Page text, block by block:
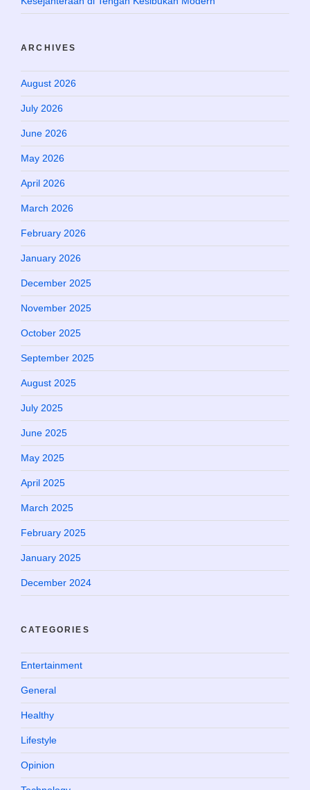
ARCHIVES
August 2026
July 2026
June 2026
May 2026
April 2026
March 2026
February 2026
January 2026
December 2025
November 2025
October 2025
September 2025
August 2025
July 2025
June 2025
May 2025
April 2025
March 2025
February 2025
January 2025
December 2024
CATEGORIES
Entertainment
General
Healthy
Lifestyle
Opinion